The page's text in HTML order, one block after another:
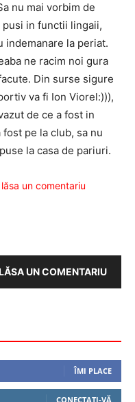
nu mai vorbim de
in functii lingaii,
indemanare la periat.
ne racim noi gura
Din surse sigure
va fi Ion Viorel:))),
de ce a fost in
pe la club, sa nu
la casa de pariuri.
un comentariu
UN COMENTARIU
ÎMI PLACE
CONECTAȚI-VĂ